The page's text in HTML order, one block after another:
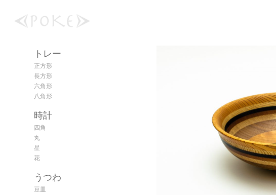
トレー
正方形
長方形
六角形
八角形
時計
四角
丸
星
花
うつわ
豆皿